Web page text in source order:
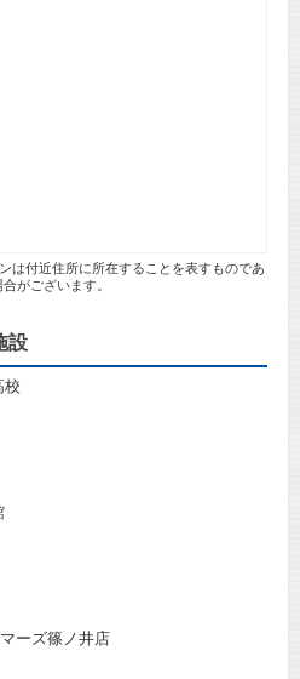
は付近住所に所在することを表すものであ
がございます。
設
校
ーズ篠ノ井店